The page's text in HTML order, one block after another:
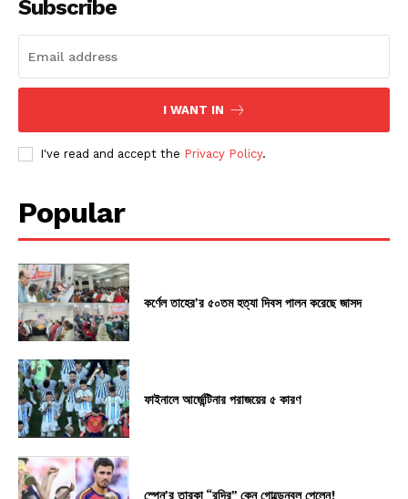
Subscribe
I WANT IN
I've read and accept the Privacy Policy.
Popular
কর্ণেল তাহের’র ৫০তম হত্যা দিবস পালন করেছে জাসদ
ফাইনালে আর্জেন্টিনার পরাজয়ের ৫ কারণ
স্পেন’র তারকা “রদ্রি” কেন গোল্ডেনবল পেলেন!